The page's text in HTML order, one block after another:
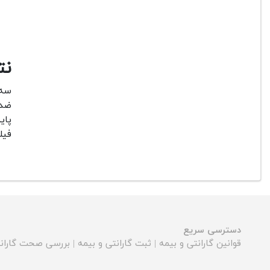
دسترسی سریع
قوانین گارانتی و بیمه | ثبت گارانتی و بیمه | بررسی صحت